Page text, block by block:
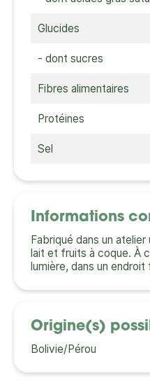
Glucides
- dont sucres
Fibres alimentaires
Protéines
Sel
Informations
Fabriqué dans un
lait et fruits à coque. À
lumière, dans un
Origine(s)
Bolivie/Pérou